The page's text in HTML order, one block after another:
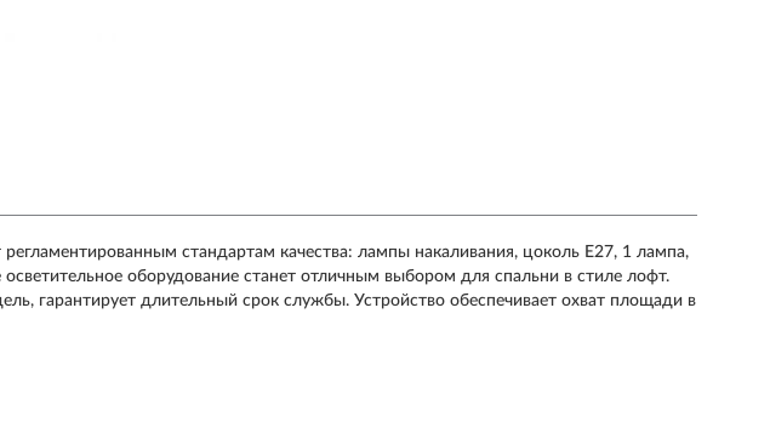
стандартам качества: лампы накаливания, цоколь E27, 1 лампа,
оборудование станет отличным выбором для спальни в стиле лофт.
гарантирует длительный срок службы. Устройство обеспечивает охват площади в